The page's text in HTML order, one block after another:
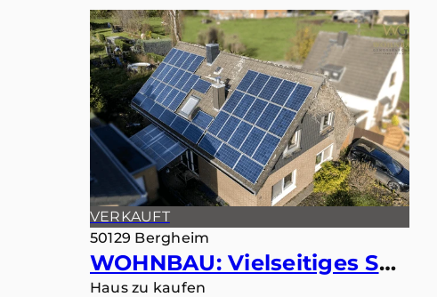
VERKAUFT
50129 Bergheim
WOHNBAU: Vielseitiges Smart-Home: Ideal als Einfamilienhaus oder Zweiparteienhaus
Haus zu kaufen